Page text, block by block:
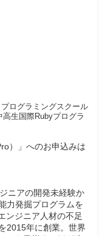
ログラミングスクール
高生国際Rubyプログラ
）」へのお申込みは
ニアの開発未経験か
力発掘プログラムを
ンジニア人材の不足
2015年に創業。世界